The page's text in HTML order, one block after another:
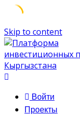
Skip to content
Войти
Проекты